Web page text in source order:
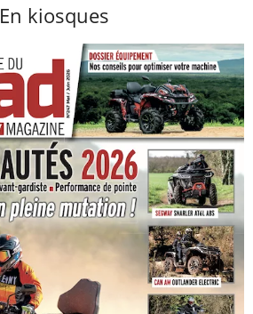
En kiosques